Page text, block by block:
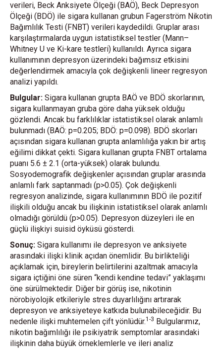
verileri, Beck Anksiyete Ölçeği (BAÖ), Beck Depresyon
Ölçeği (BDÖ) ile sigara kullanan grubun Fagerström Nikotin
Bağımlılık Testi (FNBT) verileri kaydedildi. Gruplar arası
karşılaştırmalarda uygun istatistiksel testler (Mann–
Whitney U ve Ki-kare testleri) kullanıldı. Ayrıca sigara
kullanımının depresyon üzerindeki bağımsız etkisini
değerlendirmek amacıyla çok değişkenli lineer regresyon
analizi yapıldı.
Bulgular: Sigara kullanan grupta BAÖ ve BDÖ skorlarının,
sigara kullanmayan gruba göre daha yüksek olduğu
gözlendi. Ancak bu farklılıklar istatistiksel olarak anlamlı
bulunmadı (BAÖ: p=0.205; BDÖ: p=0.098). BDÖ skorları
açısından sigara kullanan grupta anlamlılığa yakın bir artış
eğilimi dikkat çekti. Sigara kullanan grupta FNBT ortalama
puanı 5.6 ± 2.1 (orta-yüksek) olarak bulundu.
Sosyodemografik değişkenler açısından gruplar arasında
anlamlı fark saptanmadı (p>0.05). Çok değişkenli
regresyon analizinde, sigara kullanımının BDÖ ile pozitif
ilişkili olduğu ancak bu ilişkinin istatistiksel olarak anlamlı
olmadığı görüldü (p>0.05). Depresyon düzeyleri ile en
güçlü ilişkiyi suisid öyküsü gösterdi.
Sonuç: Sigara kullanımı ile depresyon ve anksiyete
arasındaki ilişki klinik açıdan önemlidir. Bu birlikteliği
açıklamak için, bireylerin belirtilerini azaltmak amacıyla
sigara içtiğini öne süren “kendi kendine tedavi” yaklaşımı
öne sürülmektedir. Diğer bir görüş ise, nikotinin
nörobiyolojik etkileriyle stres duyarlılığını artırarak
depresyon ve anksiyeteye katkıda bulunabileceğidir. Bu
nedenle ilişki muhtemelen çift yönlüdür.1-3 Bulgularımız,
nikotin bağımlılığı ile psikiyatrik semptomlar arasındaki
ilişkinin daha büyük örneklemlerle ve ileri analiz